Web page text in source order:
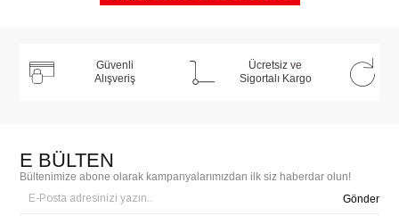
Güvenli
Alışveriş
Ücretsiz ve
Sigortalı Kargo
E BÜLTEN
Bültenimize abone olarak kampanyalarımızdan ilk siz haberdar olun!
Gönder